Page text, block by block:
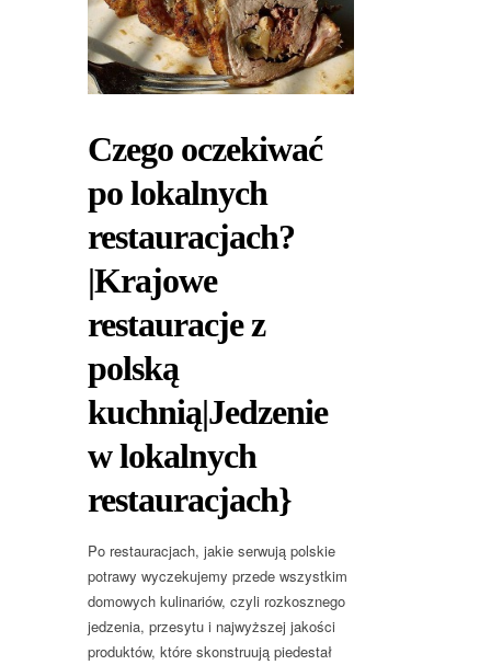
Czego oczekiwać
po lokalnych
restauracjach?
|Krajowe
restauracje z
polską
kuchnią|Jedzenie
w lokalnych
restauracjach}
Po restauracjach, jakie serwują polskie
potrawy wyczekujemy przede wszystkim
domowych kulinariów, czyli rozkosznego
jedzenia, przesytu i najwyższej jakości
produktów, które skonstruują piedestał